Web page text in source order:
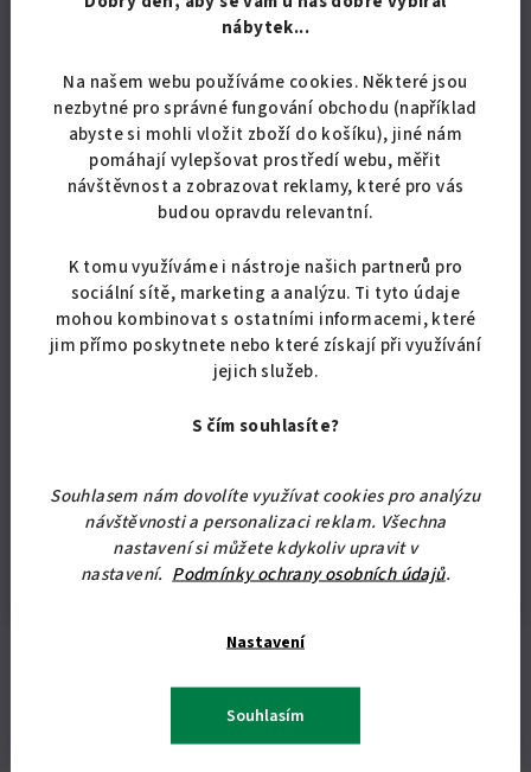
nábytek...
Na našem webu používáme cookies. Některé jsou
nezbytné pro správné fungování obchodu (například
abyste si mohli vložit zboží do košíku), jiné nám
pomáhají vylepšovat prostředí webu, měřit
návštěvnost a zobrazovat reklamy, které pro vás
budou opravdu relevantní.
K tomu využíváme i nástroje našich partnerů pro
sociální sítě, marketing a analýzu. Ti tyto údaje
mohou kombinovat s ostatními informacemi, které
jim přímo poskytnete nebo které získají při využívání
jejich služeb.
S čím souhlasíte?
Souhlasem nám dovolíte využívat cookies pro analýzu
návštěvnosti a personalizaci reklam. Všechna
nastavení si můžete kdykoliv upravit v
nastavení. Podmínky ochrany osobních údajů.
Nastavení
Souhlasím
Postele
Záruka:
2 roky
?
Barva čalounění
nábytku :
červená,hnědá, krémová,
modrá, šedá
?
Materiál
savana
rozměr lehací
plochy: 160x200 cm
úložný prostor:
ano
Vlastnosti
pelest s matrací
:
165 x 206 cm
nosnost:
2 x 120 kg
výroba: ČR
Související produkty